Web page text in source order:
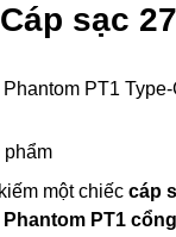
Cáp sạc
PT1
phẩm
một chiếc cáp
Phantom PT1